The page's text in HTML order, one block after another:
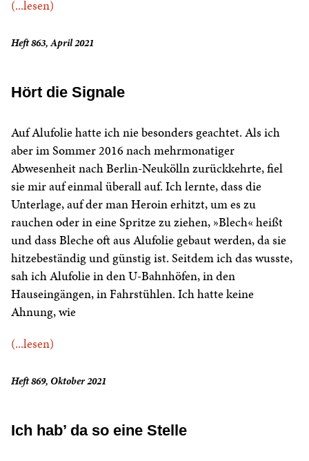
(...lesen)
Heft 863, April 2021
Hört die Signale
Auf Alufolie hatte ich nie besonders geachtet. Als ich
aber im Sommer 2016 nach mehrmonatiger
Abwesenheit nach Berlin-Neukölln zurückkehrte, fiel
sie mir auf einmal überall auf. Ich lernte, dass die
Unterlage, auf der man Heroin erhitzt, um es zu
rauchen oder in eine Spritze zu ziehen, »Blech« heißt
und dass Bleche oft aus Alufolie gebaut werden, da sie
hitzebeständig und günstig ist. Seitdem ich das wusste,
sah ich Alufolie in den U-Bahnhöfen, in den
Hauseingängen, in Fahrstühlen. Ich hatte keine
Ahnung, wie
(...lesen)
Heft 869, Oktober 2021
Ich hab’ da so eine Stelle